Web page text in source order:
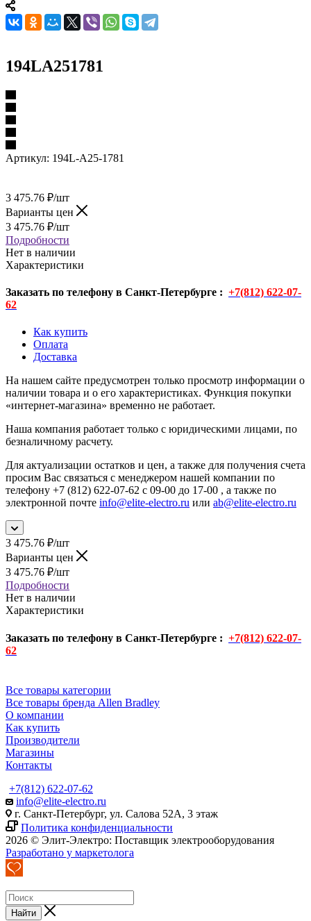
194LA251781
Артикул: 194L-A25-1781
3 475.76 ₽/шт
Варианты цен
3 475.76 ₽/шт
Подробности
Нет в наличии
Характеристики
Заказать по телефону в Санкт-Петербурге : +7(812) 622-07-
62
Как купить
Оплата
Доставка
На нашем сайте предусмотрен только просмотр информации о
наличии товара и о его характеристиках. Функция покупки
«интернет-магазина» временно не работает.
Наша компания работает только с юридическими лицами, по
безналичному расчету.
Для актуализации остатков и цен, а также для получения счета
просим Вас связаться с менеджером нашей компании по
телефону +7 (812) 622-07-62 с 09-00 до 17-00 , а также по
электронной почте info@elite-electro.ru или ab@elite-electro.ru
3 475.76 ₽/шт
Варианты цен
3 475.76 ₽/шт
Подробности
Нет в наличии
Характеристики
Заказать по телефону в Санкт-Петербурге : +7(812) 622-07-
62
Все товары категории
Все товары бренда Allen Bradley
О компании
Как купить
Производители
Магазины
Контакты
+7(812) 622-07-62
info@elite-electro.ru
г. Санкт-Петербург, ул. Салова 52А, 3 этаж
Политика конфиденциальности
2026 © Элит-Электро: Поставщик электрооборудования
Разработано у маркетолога
Найти